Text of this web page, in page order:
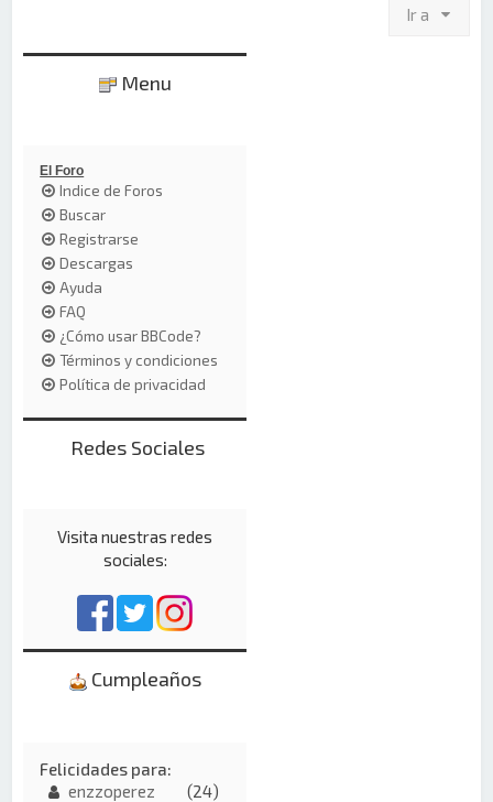
Ir a
Menu
El Foro
Indice de Foros
Buscar
Registrarse
Descargas
Ayuda
FAQ
¿Cómo usar BBCode?
Términos y condiciones
Política de privacidad
Redes Sociales
Visita nuestras redes
sociales:
Cumpleaños
Felicidades para:
enzzoperez
(24)